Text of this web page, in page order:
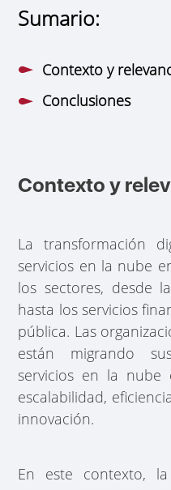
Sumario:
Contexto y
Conclusiones
Contexto y
La transformación
servicios en la nube
los sectores, desde
hasta los servicios
pública. Las
están migrando
servicios en la
escalabilidad,
innovación.
En este contexto,